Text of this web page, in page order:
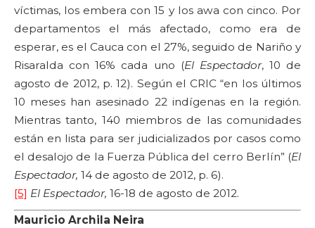
víctimas, los embera con 15 y los awa con cinco. Por
departamentos el más afectado, como era de
esperar, es el Cauca con el 27%, seguido de Nariño y
Risaralda con 16% cada uno (El Espectador, 10 de
agosto de 2012, p. 12). Según el CRIC “en los últimos
10 meses han asesinado 22 indígenas en la región.
Mientras tanto, 140 miembros de las comunidades
están en lista para ser judicializados por casos como
el desalojo de la Fuerza Pública del cerro Berlín” (El
Espectador, 14 de agosto de 2012, p. 6).
[5] El Espectador, 16-18 de agosto de 2012.
Mauricio Archila Neira